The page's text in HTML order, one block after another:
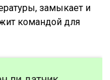
замыкает и
командой для